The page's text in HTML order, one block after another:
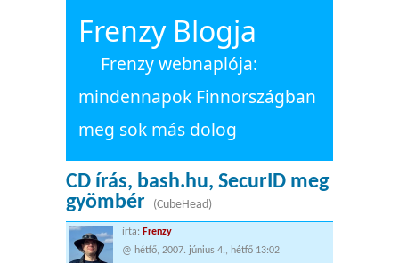
Frenzy Blogja
Frenzy webnaplója:
mindennapok Finnországban
meg sok más dolog
CD írás, bash.hu, SecurID meg
gyömbér
(CubeHead)
írta: Frenzy
@ hétfő, 2007. június 4., hétfő 13:02